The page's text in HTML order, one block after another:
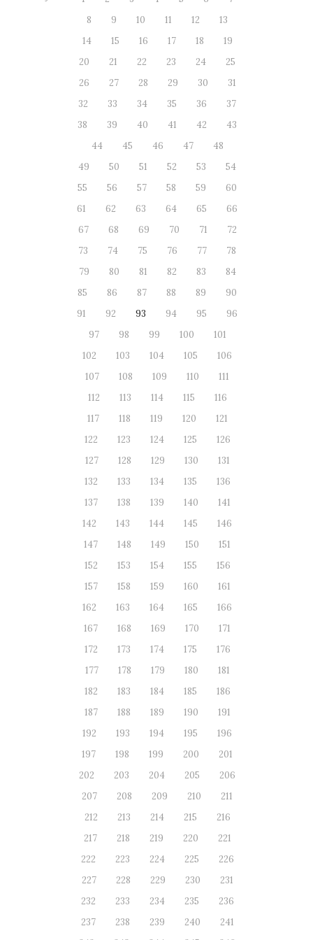
8
9 10 11 12
13
14
15 16 17 18
19
20
21 22 23 24
25
26
27 28 29 30
31
32
33 34 35 36
37
38
39 40 41 42
43
44
45 46 47
48
49
50 51 52 53
54
55
56 57 58 59
60
61
62 63 64 65
66
67
68 69 70 71
72
73
74 75 76 77
78
79
80 81 82 83
84
85
86 87 88 89
90
91
92 93 94 95
96
97
98 99 100
101
102
103 104 105
106
107
108 109 110
111
112
113 114 115
116
117
118 119 120
121
122
123 124 125
126
127
128 129 130
131
132
133 134 135
136
137
138 139 140
141
142
143 144 145
146
147
148 149 150
151
152
153 154 155
156
157
158 159 160
161
162
163 164 165
166
167
168 169 170
171
172
173 174 175
176
177
178 179 180
181
182
183 184 185
186
187
188 189 190
191
192
193 194 195
196
197
198 199 200
201
202
203 204 205
206
207
208 209 210
211
212
213 214 215
216
217
218 219 220
221
222
223 224 225
226
227
228 229 230
231
232
233 234 235
236
237
238 239 240
241